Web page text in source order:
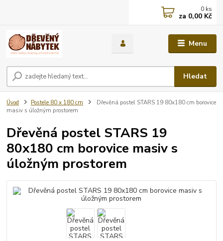
Menu
Hledat
0 ks
za 0,00 Kč
Úvod Postele 80 x 180 cm
Dřevěná postel STARS 19 80x180 cm borovice
masiv s úložným prostorem
Dřevěná postel STARS 19
80x180 cm borovice masiv s
úložným prostorem